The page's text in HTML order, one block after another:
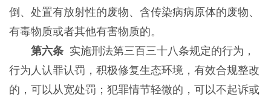
倒、处置有放射性的废物、含传染病病原体的废物、
有毒物质或者其他有害物质的。
第六条实施刑法第三百三十八条规定的行为，
行为人认罪认罚，积极修复生态环境，有效合规整改
的，可以从宽处罚；犯罪情节轻微的，可以不起诉或